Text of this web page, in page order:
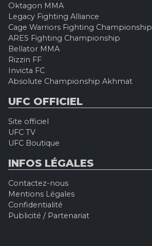
Oktagon MMA
Legacy Fighting Alliance
Cage Warriors Fighting Championship
ARES Fighting Championship
Bellator MMA
Rizzin FF
Invicta FC
Absolute Championship Akhmat
UFC OFFICIEL
Site officiel
UFC TV
UFC Boutique
INFOS LÉGALES
Contactez-nous
Mentions Légales
Confidentialité
Publicité / Partenariat